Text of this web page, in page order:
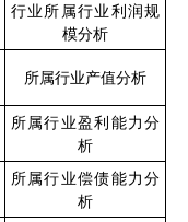
行业所属行业利润规
模分析
所属行业产值分析
所属行业盈利能力分
析
所属行业偿债能力分
析